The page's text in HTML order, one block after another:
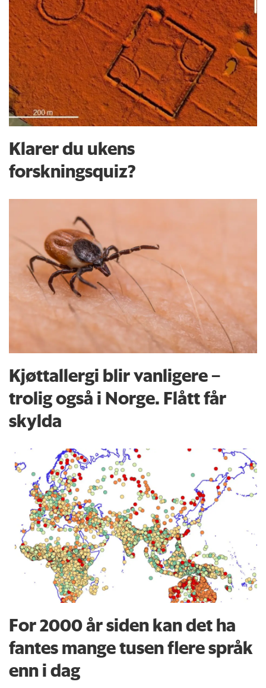
Klarer du ukens
forskningsquiz?
Kjøttallergi blir vanligere –
trolig også i Norge. Flått får
skylda
For 2000 år siden kan det ha
fantes mange tusen flere språk
enn i dag